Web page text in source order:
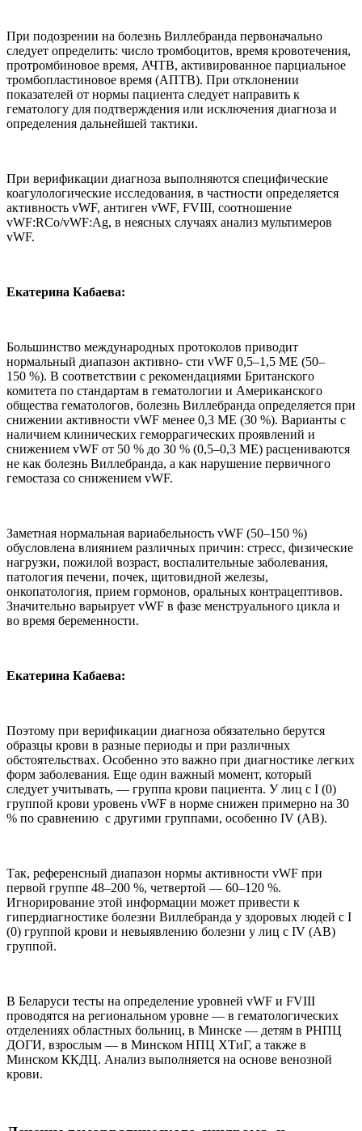
При подозрении на болезнь Виллебранда первоначально
следует определить: число тромбоцитов, время кровотечения,
протромбиновое время, АЧТВ, активированное парциальное
тромбопластиновое время (АПТВ). При отклонении
показателей от нормы пациента следует направить к
гематологу для подтверждения или исключения диагноза и
определения дальнейшей тактики.
При верификации диагноза выполняются специфические
коагулологические исследования, в частности определяется
активность vWF, антиген vWF, FVIII, соотношение
vWF:RСo/vWF:Ag, в неясных случаях анализ мультимеров
vWF.
Екатерина Кабаева:
Большинство международных протоколов приводит
нормальный диапазон активно- сти vWF 0,5–1,5 МЕ (50–
150 %). В соответствии с рекомендациями Британского
комитета по стандартам в гематологии и Американского
общества гематологов, болезнь Виллебранда определяется при
снижении активности vWF менее 0,3 МЕ (30 %). Варианты с
наличием клинических геморрагических проявлений и
снижением vWF от 50 % до 30 % (0,5–0,3 МЕ) расцениваются
не как болезнь Виллебранда, а как нарушение первичного
гемостаза со снижением vWF.
Заметная нормальная вариабельность vWF (50–150 %)
обусловлена влиянием различных причин: стресс, физические
нагрузки, пожилой возраст, воспалительные заболевания,
патология печени, почек, щитовидной железы,
онкопатология, прием гормонов, оральных контрацептивов.
Значительно варьирует vWF в фазе менструального цикла и
во время беременности.
Екатерина Кабаева:
Поэтому при верификации диагноза обязательно берутся
образцы крови в разные периоды и при различных
обстоятельствах. Особенно это важно при диагностике легких
форм заболевания. Еще один важный момент, который
следует учитывать, — группа крови пациента. У лиц с I (0)
группой крови уровень vWF в норме снижен примерно на 30
% по сравнению с другими группами, особенно IV (AB).
Так, референсный диапазон нормы активности vWF при
первой группе 48–200 %, четвертой — 60–120 %.
Игнорирование этой информации может привести к
гипердиагностике болезни Виллебранда у здоровых людей с I
(0) группой крови и невыявлению болезни у лиц с IV (AB)
группой.
В Беларуси тесты на определение уровней vWF и FVIII
проводятся на региональном уровне — в гематологических
отделениях областных больниц, в Минске — детям в РНПЦ
ДОГИ, взрослым — в Минском НПЦ ХТиГ, а также в
Минском ККДЦ. Анализ выполняется на основе венозной
крови.